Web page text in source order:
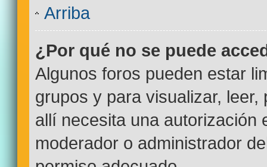
Arriba
¿Por qué no se puede
Algunos foros pueden estar
grupos y para visualizar,
allí necesita una autorización
moderador o administrador